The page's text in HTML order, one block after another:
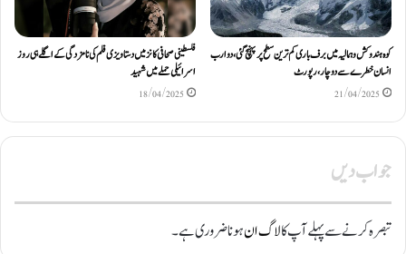
کوہ ہندوکش و ہمالیہ میں برف باری کم ترین سطح پر پہنچ گئی، دو ارب
انسان خطرے سے دوچار، رپورٹ
21/04/2025
فلسطینی صحافی کانز میں دستاویزی فلم کی نامزدگی کے اگلے ہی روز
اسرائیلی حملے میں شہید
18/04/2025
جواب دیں
تبصرہ کرنے سے پہلے آپ کالاگ انہونا ضروری ہے۔